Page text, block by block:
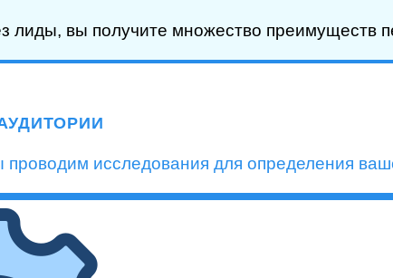
лиды, вы получите множество
исследования для определения